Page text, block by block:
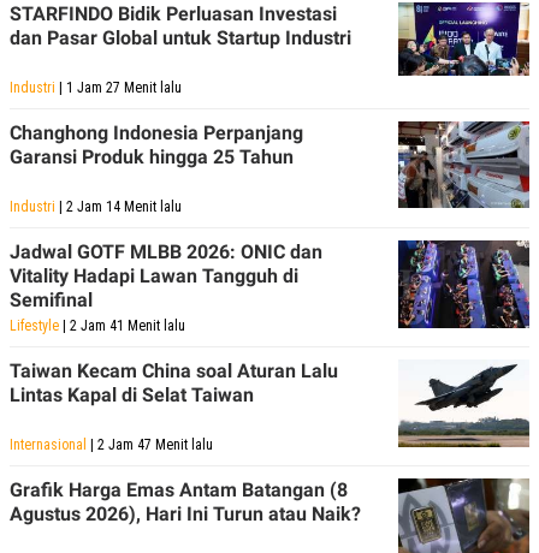
STARFINDO Bidik Perluasan Investasi
dan Pasar Global untuk Startup Industri
Industri | 1 Jam 27 Menit lalu
Changhong Indonesia Perpanjang
Garansi Produk hingga 25 Tahun
Industri | 2 Jam 14 Menit lalu
Jadwal GOTF MLBB 2026: ONIC dan
Vitality Hadapi Lawan Tangguh di
Semifinal
Lifestyle | 2 Jam 41 Menit lalu
Taiwan Kecam China soal Aturan Lalu
Lintas Kapal di Selat Taiwan
Internasional | 2 Jam 47 Menit lalu
Grafik Harga Emas Antam Batangan (8
Agustus 2026), Hari Ini Turun atau Naik?